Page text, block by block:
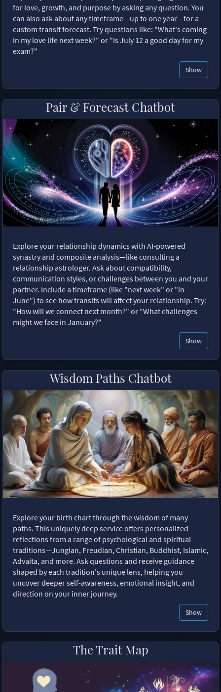
for love, growth, and purpose by asking any question. You
can also ask about any timeframe—up to one year—for a
custom transit forecast. Try questions like: "What's coming
in my love life next week?" or "Is July 12 a good day for my
exam?"
Show
Pair & Forecast Chatbot
Explore your relationship dynamics with AI-powered
synastry and composite analysis—like consulting a
relationship astrologer. Ask about compatibility,
communication styles, or challenges between you and your
partner. Include a timeframe (like "next week" or "in
June") to see how transits will affect your relationship. Try:
"How will we connect next month?" or "What challenges
might we face in January?"
Show
Wisdom Paths Chatbot
Explore your birth chart through the wisdom of many
paths. This uniquely deep service offers personalized
reflections from a range of psychological and spiritual
traditions—Jungian, Freudian, Christian, Buddhist, Islamic,
Advaita, and more. Ask questions and receive guidance
shaped by each tradition's unique lens, helping you
uncover deeper self-awareness, emotional insight, and
direction on your inner journey.
Show
The Trait Map